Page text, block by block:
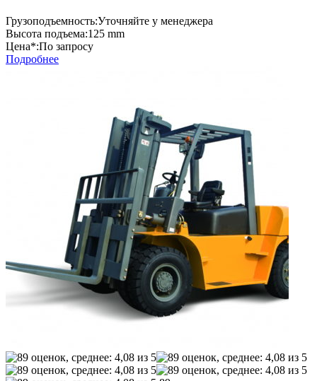
Грузоподъемность:Уточняйте у менеджера
Высота подъема:125 mm
Цена*:По запросу
Подробнее